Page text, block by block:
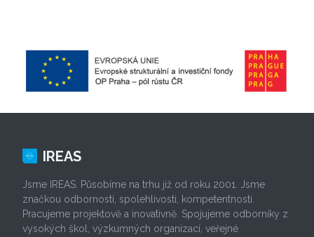
IREAS
Jsme IREAS. Působíme na trhu již od roku 2001. Jsme
značkou odbornosti, spolehlivosti, kompetentnosti.
Pracujeme projektově a inovativně. Spojujeme odborníky z
vysokých škol, výzkumných organizací, veřejné